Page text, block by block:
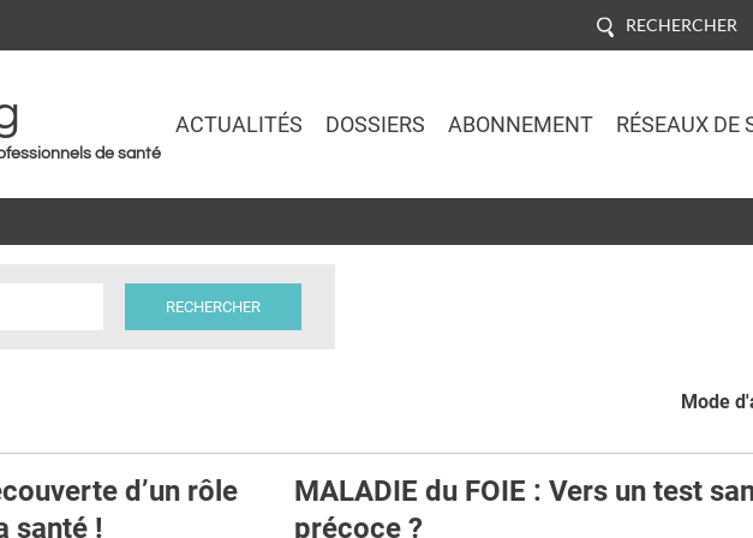
RECHERCHER
de santé
ACTUALITÉS DOSSIERS ABONNEMENT RÉSEAUX DE
Mode
d’un rôle
santé !
MALADIE du FOIE : Vers un test
précoce ?